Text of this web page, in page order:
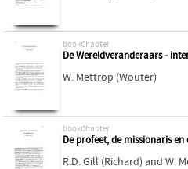
bookChapter
De Wereldveranderaars -
W. Mettrop (Wouter)
bookChapter
De profeet, de missionaris
R.D. Gill (Richard) and W.